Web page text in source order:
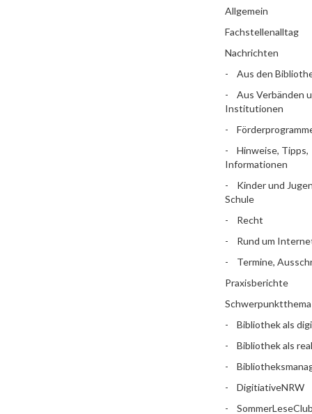
Allgemein
Fachstellenalltag
Nachrichten
Aus den
Aus Verbänden
Institutionen
Hinweise, Tipps,
Informationen
Kinder und
Schule
Recht
Rund um
Termine,
Praxisberichte
Schwerpunktthema
Bibliothek als
Bibliothek als
DigitiativeNRW